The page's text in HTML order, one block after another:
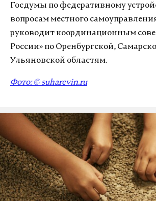
Госдумы по федеративному
вопросам местного
руководит координационным
России» по Оренбургской,
Ульяновской областям.
Фото: © suharevin.ru